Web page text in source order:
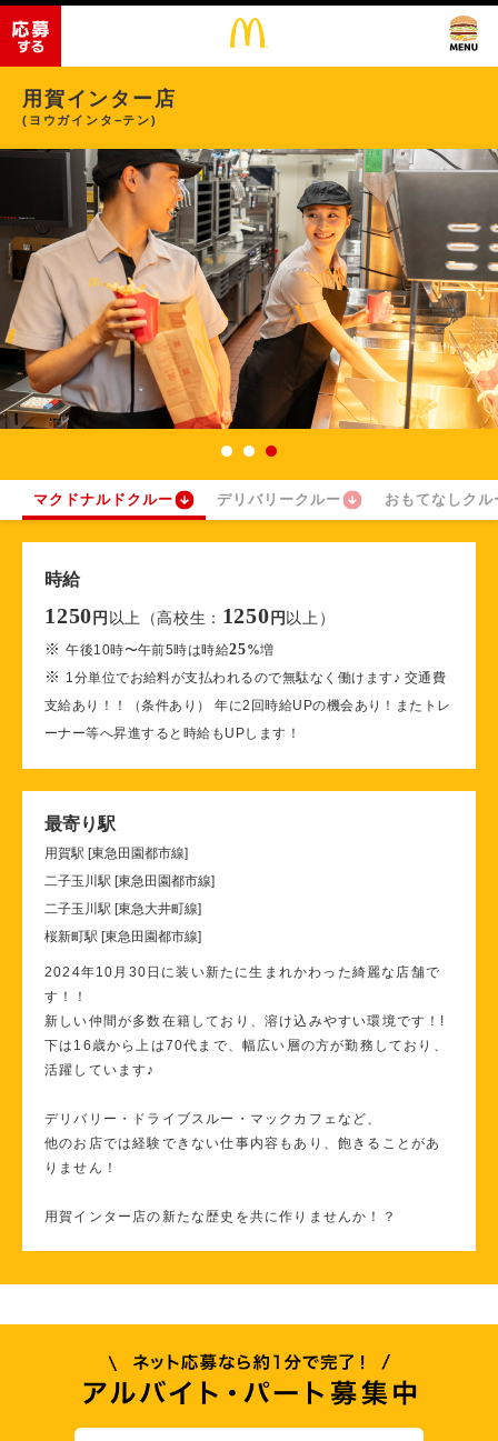
用賀インター店
(ヨウガインタ−テン)
マクドナルドクルー デリバリークルー おもてなしクル
時給
1250 円 以上（高校生： 1250 円 以上）
※午後10時〜午前5時は時給25%増
※ 1分単位でお給料が支払われるので無駄なく働けます♪ 交通費
支給あり！！（条件あり） 年に2回時給UPの機会あり！またトレ
ーナー等へ昇進すると時給もUPします！
最寄り駅
用賀駅 [東急田園都市線]
二子玉川駅 [東急田園都市線]
二子玉川駅 [東急大井町線]
桜新町駅 [東急田園都市線]
2024年10月30日に装い新たに生まれかわった綺麗な店舗で
す！！
新しい仲間が多数在籍しており、溶け込みやすい環境です！!
下は16歳から上は70代まで、幅広い層の方が勤務しており、
活躍しています♪
デリバリー・ドライブスルー・マックカフェなど、
他のお店では経験できない仕事内容もあり、飽きることがあ
りません！
用賀インター店の新たな歴史を共に作りませんか！？